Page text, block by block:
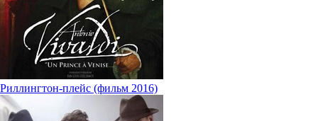
Риллингтон-плейс (фильм 2016)